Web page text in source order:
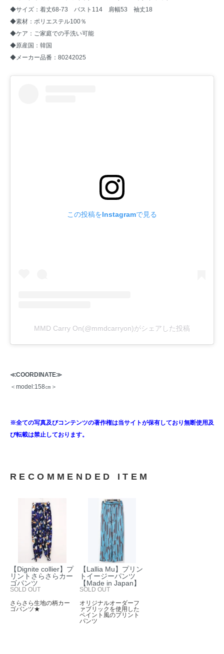
◆サイズ：着丈68-73 バスト114 肩幅53 袖丈18
◆素材：ポリエステル100％
◆ケア：ご家庭での手洗い可能
◆原産国：韓国
◆メーカー品番：80242025
この投稿をInstagramで見る
MMD Carry On(@mmdcarryon)がシェアした投稿
≪COORDINATE≫
＜model:158㎝＞
※全ての写真及びコンテンツの著作権は当サイトが保有しており無断使用及
び転載は禁止しております。
RECOMMENDED ITEM
【Dignite collier】プ
リントさらさらカー
ゴパンツ
SOLD OUT
さらさら生地の柄カー
ゴパンツ★
【Lallia Mu】プリン
トイージーパンツ
【Made in Japan】
SOLD OUT
オリジナルオーダーフ
ァブリックを使用した
ペイント風のプリント
パンツ